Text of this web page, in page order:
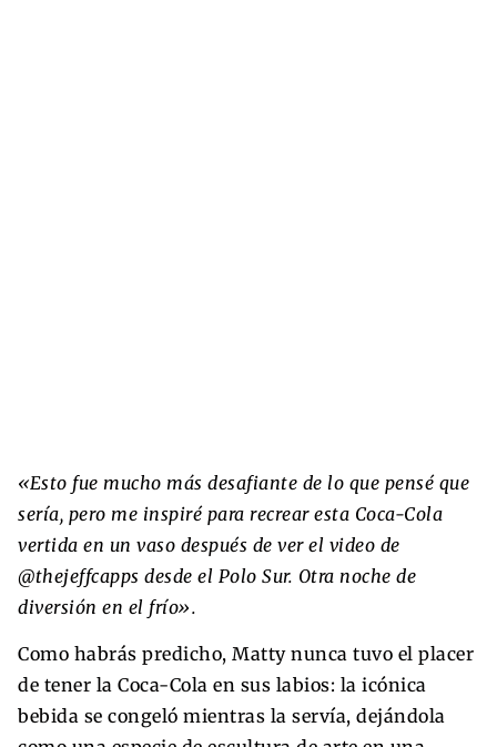
«Esto fue mucho más desafiante de lo que pensé que
sería, pero me inspiré para recrear esta Coca-Cola
vertida en un vaso después de ver el video de
@thejeffcapps desde el Polo Sur. Otra noche de
diversión en el frío».
Como habrás predicho, Matty nunca tuvo el placer
de tener la Coca-Cola en sus labios: la icónica
bebida se congeló mientras la servía, dejándola